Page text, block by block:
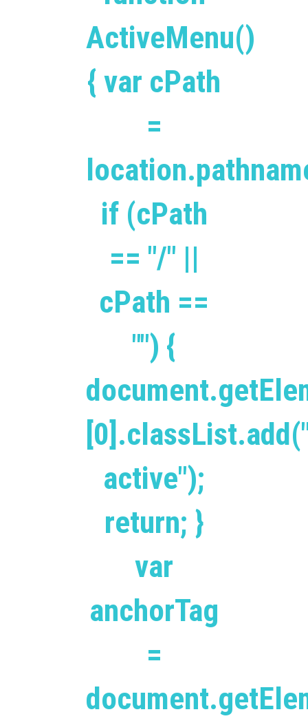
ActiveMenu()
{ var cPath
=
if (cPath
== "/" ||
cPath ==
"") {
active");
return; }
var
anchorTag
=